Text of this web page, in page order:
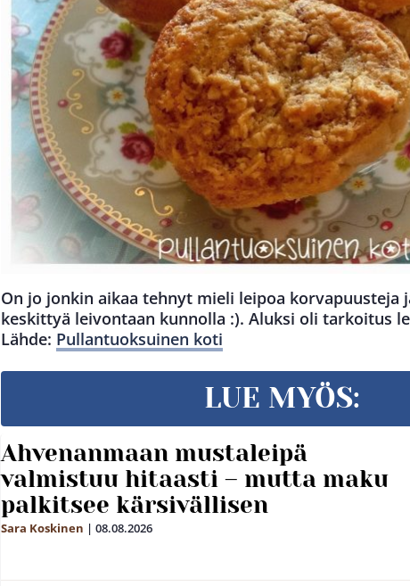
On jo jonkin aikaa tehnyt mieli leipoa korvapuusteja
keskittyä leivontaan kunnolla :). Aluksi oli tarkoitus
Lähde: Pullantuoksuinen koti
LUE MYÖS:
Ahvenanmaan mustaleipä
valmistuu hitaasti – mutta maku
palkitsee kärsivällisen
Sara Koskinen | 08.08.2026